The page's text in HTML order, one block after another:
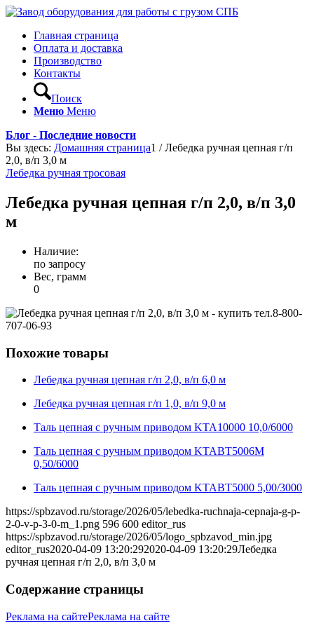
Главная страница
Оплата и доставка
Производство
Контакты
Поиск
Меню Меню
Блог - Последние новости
Вы здесь: Домашняя страница1 / Лебедка ручная цепная г/п
2,0, в/п 3,0 м
Лебедка ручная тросовая
Лебедка ручная цепная г/п 2,0, в/п 3,0
м
Наличие:
по запросу
Вес, грамм
0
Похожие товары
Лебедка ручная цепная г/п 2,0, в/п 6,0 м
Лебедка ручная цепная г/п 1,0, в/п 9,0 м
Таль цепная с ручным приводом KTA10000 10,0/6000
Таль цепная с ручным приводом KTABT5006M
0,50/6000
Таль цепная с ручным приводом KTABT5000 5,00/3000
https://spbzavod.ru/storage/2026/05/lebedka-ruchnaja-cepnaja-g-p-
2-0-v-p-3-0-m_1.png 596 600 editor_rus
https://spbzavod.ru/storage/2026/05/logo_spbzavod_min.jpg
editor_rus2020-04-09 13:20:292020-04-09 13:20:29Лебедка
ручная цепная г/п 2,0, в/п 3,0 м
Содержание страницы
Реклама на сайтеРеклама на сайте